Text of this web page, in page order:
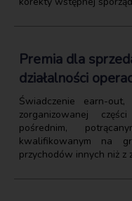
Premia dla
działalności
Świadczenie earn-
zorganizowanej
pośrednim,
kwalifikowanym na
przychodów innych niż z